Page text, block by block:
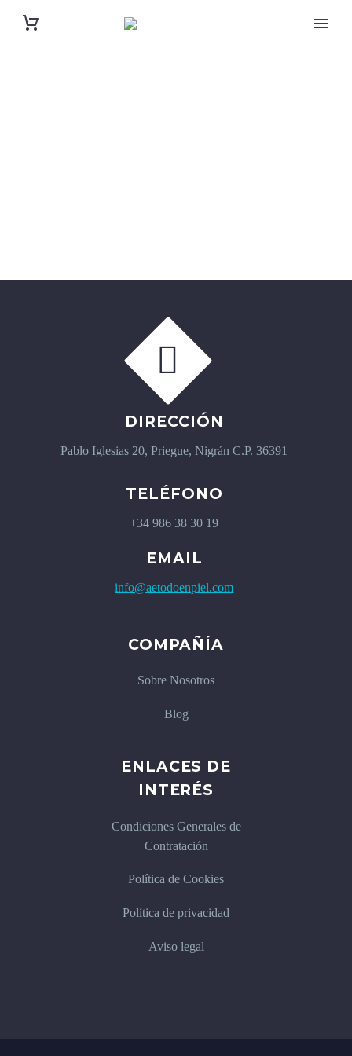


DIRECCIÓN
Pablo Iglesias 20, Priegue, Nigrán C.P. 36391
TELÉFONO
+34 986 38 30 19
EMAIL
info@aetodoenpiel.com
COMPAÑÍA
Sobre Nosotros
Blog
ENLACES DE
INTERÉS
Condiciones Generales de
Contratación
Política de Cookies
Política de privacidad
Aviso legal